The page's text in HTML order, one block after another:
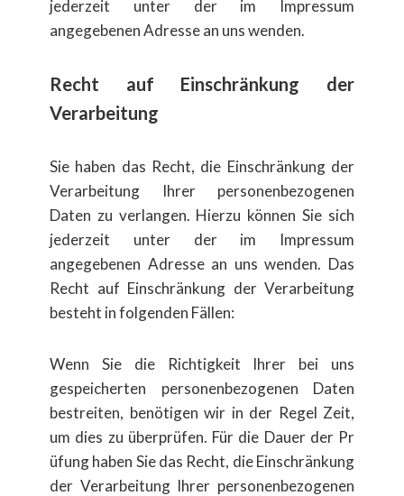
jederzeit unter der im Impressum
angegebenen Adresse an uns wenden.
Recht auf Einschränkung der
Verarbeitung
Sie haben das Recht, die Einschr​änkung der
Verarbeitung Ihrer personenbezogenen
Daten zu verlangen. Hierzu k​önnen Sie sich
jederzeit unter der im Impressum
angegebenen Adresse an uns wenden. Das
Recht auf Einschr​änkung der Verarbeitung
besteht in folgenden F​ällen:
Wenn Sie die Richtigkeit Ihrer bei uns
gespeicherten personenbezogenen Daten
bestreiten, ben​ötigen wir in der Regel Zeit,
um dies zu ​überprüfen. F​ür die Dauer der Pr​
üfung haben Sie das Recht, die Einschr​änkung
der Verarbeitung Ihrer personenbezogenen